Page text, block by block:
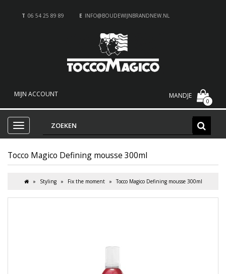
T 06 54 25 89 89 E INFO@BOUDEWIJNBRANDNEW.NL
MIJN ACCOUNT MANDJE
0
Tocco Magico Defining mousse 300ml
Styling Fix the moment Tocco Magico Defining mousse 300ml